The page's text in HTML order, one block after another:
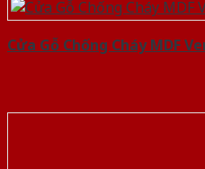
Cửa Gỗ Chống Cháy MDF